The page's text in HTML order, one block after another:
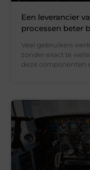
Een leverancier
processen beter
Veel gebruikers
zonder exact te
deze componenten